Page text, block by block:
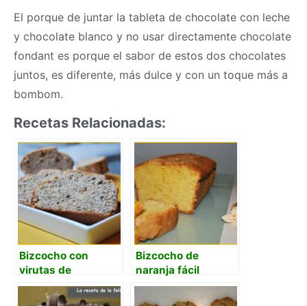
El porque de juntar la tableta de chocolate con leche
y chocolate blanco y no usar directamente chocolate
fondant es porque el sabor de estos dos chocolates
juntos, es diferente, más dulce y con un toque más a
bombom.
Recetas Relacionadas:
Bizcocho con
virutas de
chocolate y polvo
de naranja
Bizcocho de
naranja fácil